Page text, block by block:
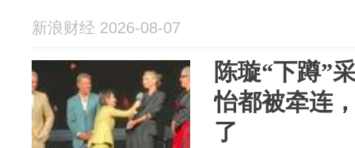
新浪财经 2026-08-07
陈璇“下蹲”
怡都被牵连
了